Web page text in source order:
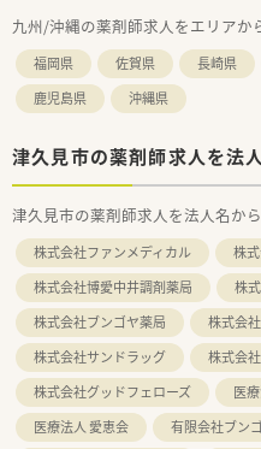
九州/沖縄の薬剤師求人をエリアか
福岡県 佐賀県 長崎県
鹿児島県
沖縄県
津久見市の薬剤師求人を法
津久見市の薬剤師求人を法人名か
株式会社ファンメディカル 株
株式会社博愛中井調剤薬局
株
株式会社ブンゴヤ薬局
株式会
株式会社サンドラッグ
株式会
株式会社グッドフェローズ
医
医療法人 愛恵会
有限会社ブン